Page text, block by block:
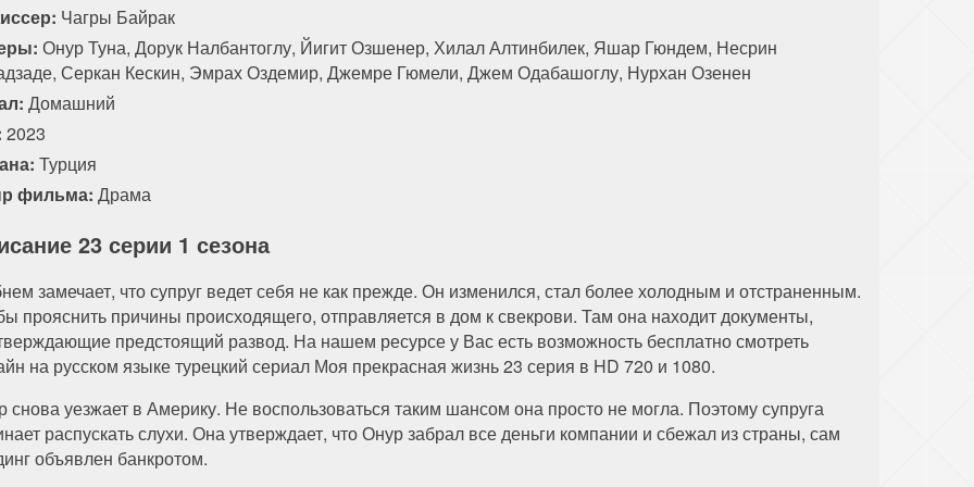
94 серия 95 серия
Чагры Байрак
Онур Туна, Дорук Налбантоглу, Йигит Озшенер, Хилал Алтинбилек, Яшар Гюндем, Несрин
Серкан Кескин, Эмрах Оздемир, Джемре Гюмели, Джем Одабашоглу, Нурхан Озенен
Домашний
2023
Турция
фильма: Драма
23 серии 1 сезона
замечает, что супруг ведет себя не как прежде. Он изменился, стал более холодным и отстраненным.
прояснить причины происходящего, отправляется в дом к свекрови. Там она находит документы,
предстоящий развод. На нашем ресурсе у Вас есть возможность бесплатно смотреть
на русском языке турецкий сериал Моя прекрасная жизнь 23 серия в HD 720 и 1080.
снова уезжает в Америку. Не воспользоваться таким шансом она просто не могла. Поэтому супруга
распускать слухи. Она утверждает, что Онур забрал все деньги компании и сбежал из страны, сам
объявлен банкротом.